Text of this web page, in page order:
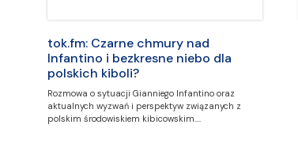
tok.fm: Czarne chmury nad
Infantino i bezkresne niebo dla
polskich kiboli?
Rozmowa o sytuacji Gianniego Infantino oraz
aktualnych wyzwań i perspektyw związanych z
polskim środowiskiem kibicowskim.…